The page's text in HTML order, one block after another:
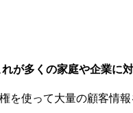
が多くの家庭や企業に
使って大量の顧客情